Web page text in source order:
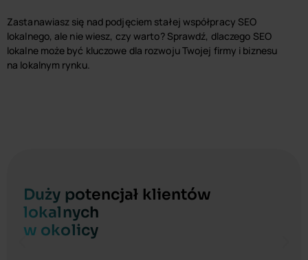
Zastanawiasz się nad podjęciem stałej współpracy SEO
lokalnego, ale nie wiesz, czy warto? Sprawdź, dlaczego SEO
lokalne może być kluczowe dla rozwoju Twojej firmy i biznesu
na lokalnym rynku.
Duży potencjał klientów
lokalnych
w okolicy